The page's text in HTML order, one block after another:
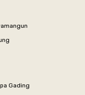
Gading